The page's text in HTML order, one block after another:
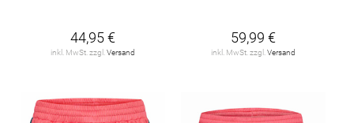
44,95 €
inkl. MwSt. zzgl.Versand
59,99 €
inkl. MwSt. zzgl.Versand